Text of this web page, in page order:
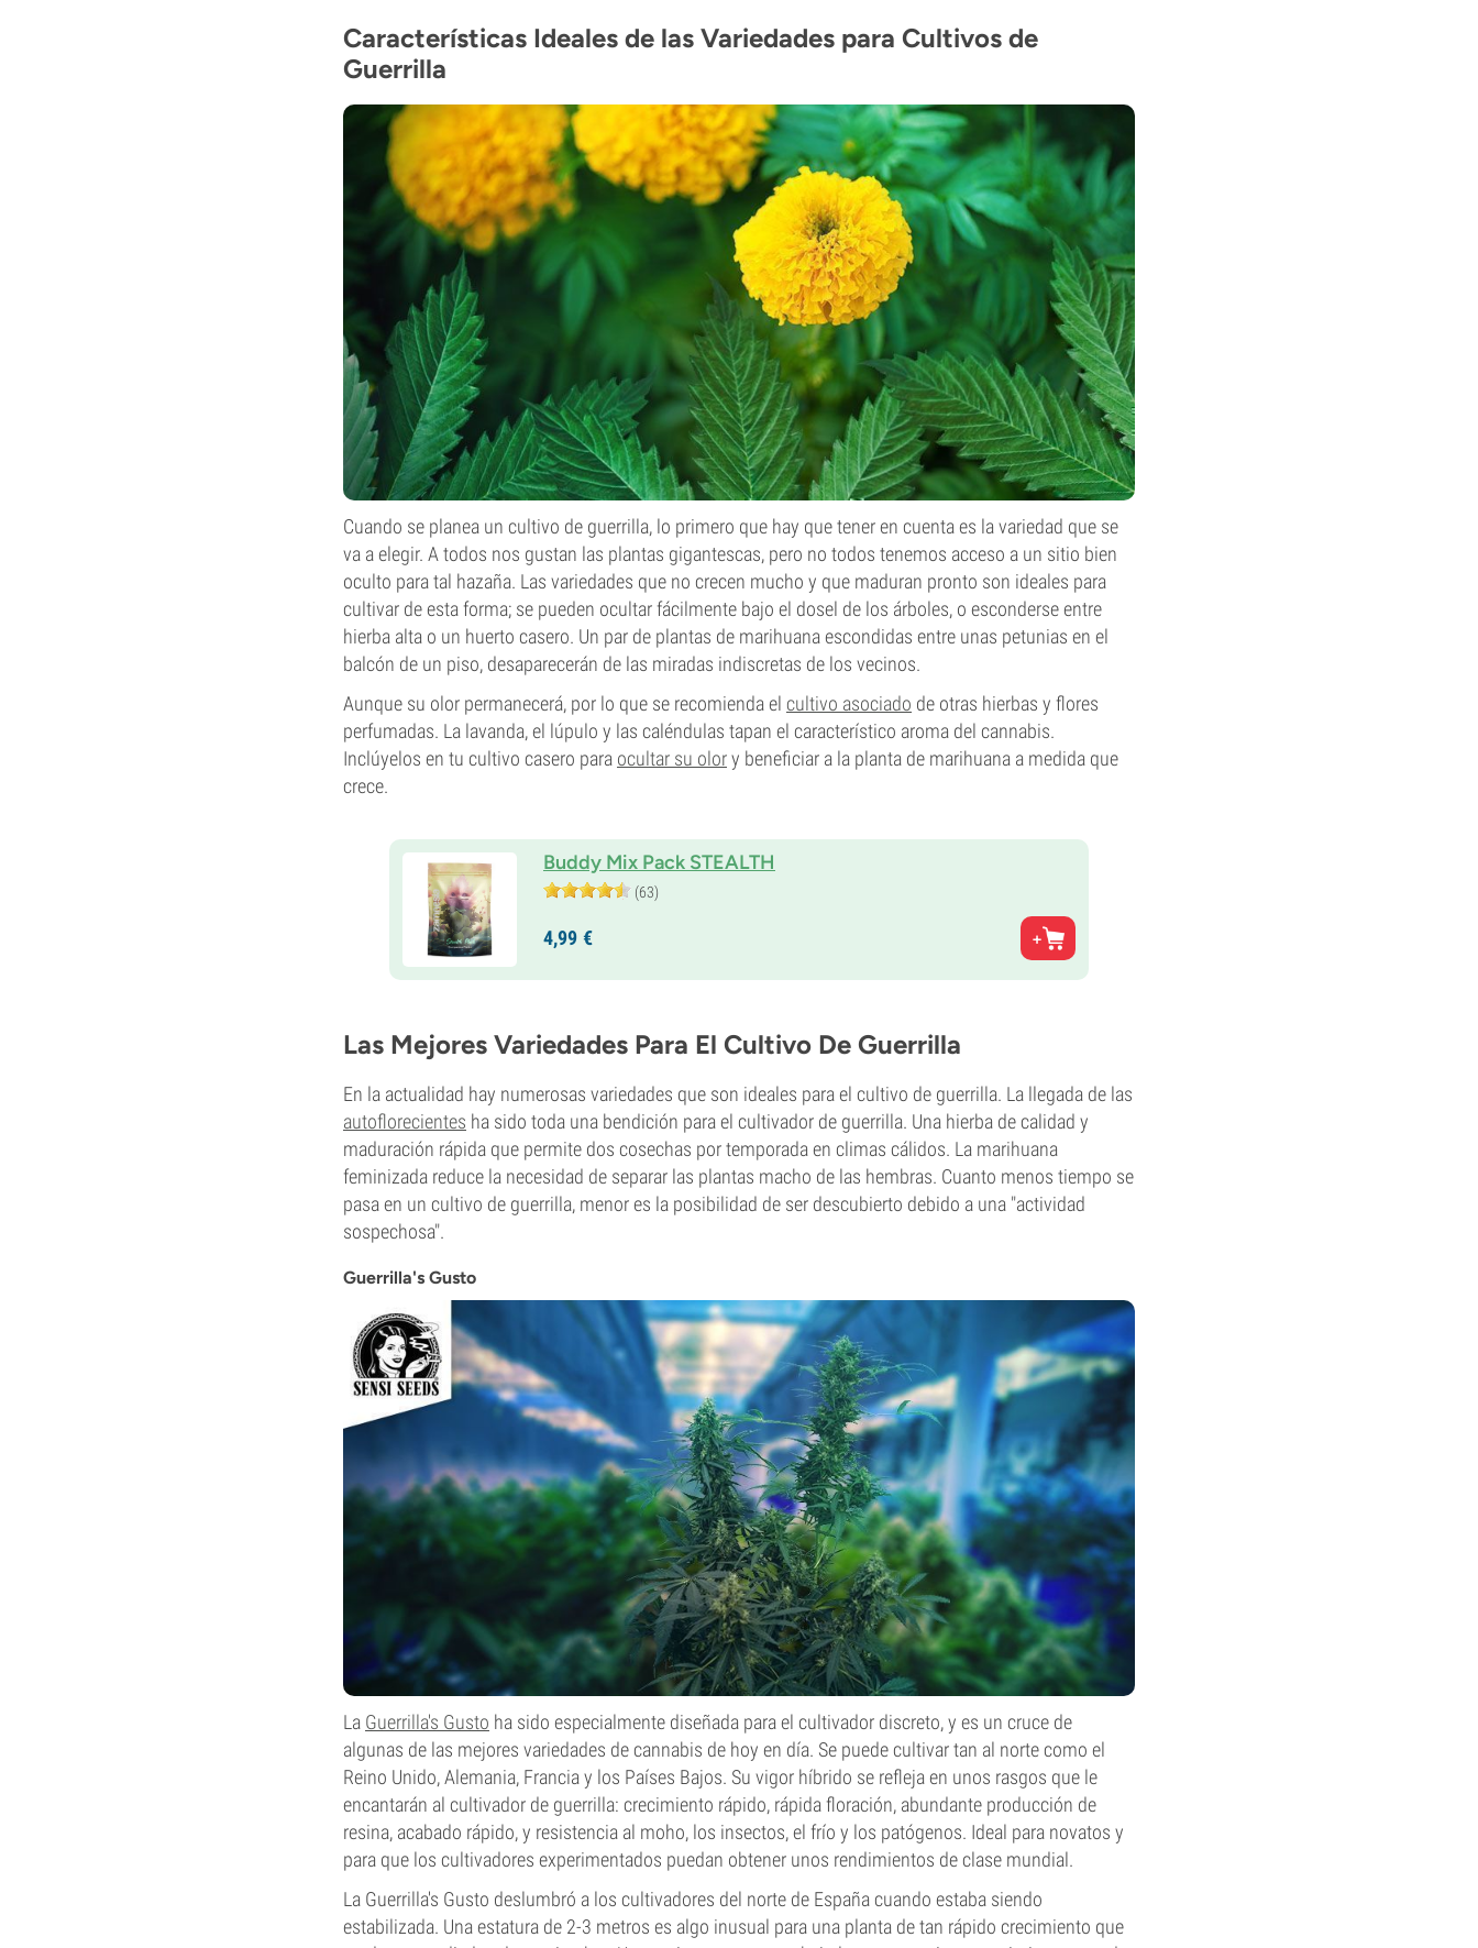
Características Ideales de las Variedades para Cultivos de
Guerrilla
Cuando se planea un cultivo de guerrilla, lo primero que hay que tener en cuenta es la variedad que se
va a elegir. A todos nos gustan las plantas gigantescas, pero no todos tenemos acceso a un sitio bien
oculto para tal hazaña. Las variedades que no crecen mucho y que maduran pronto son ideales para
cultivar de esta forma; se pueden ocultar fácilmente bajo el dosel de los árboles, o esconderse entre
hierba alta o un huerto casero. Un par de plantas de marihuana escondidas entre unas petunias en el
balcón de un piso, desaparecerán de las miradas indiscretas de los vecinos.
Aunque su olor permanecerá, por lo que se recomienda el cultivo asociado de otras hierbas y flores
perfumadas. La lavanda, el lúpulo y las caléndulas tapan el característico aroma del cannabis.
Inclúyelos en tu cultivo casero para ocultar su olory beneficiar a la planta de marihuana a medida que
crece.
Buddy Mix Pack STEALTH
(63)
4,99 €
Las Mejores Variedades Para El Cultivo De Guerrilla
En la actualidad hay numerosas variedades que son ideales para el cultivo de guerrilla. La llegada de las
autoflorecientes ha sido toda una bendición para el cultivador de guerrilla. Una hierba de calidad y
maduración rápida que permite dos cosechas por temporada en climas cálidos. La marihuana
feminizada reduce la necesidad de separar las plantas macho de las hembras. Cuanto menos tiempo se
pasa en un cultivo de guerrilla, menor es la posibilidad de ser descubierto debido a una "actividad
sospechosa".
Guerrilla's Gusto
La Guerrilla's Gusto ha sido especialmente diseñada para el cultivador discreto, y es un cruce de
algunas de las mejores variedades de cannabis de hoy en día. Se puede cultivar tan al norte como el
Reino Unido, Alemania, Francia y los Países Bajos. Su vigor híbrido se refleja en unos rasgos que le
encantarán al cultivador de guerrilla: crecimiento rápido, rápida floración, abundante producción de
resina, acabado rápido, y resistencia al moho, los insectos, el frío y los patógenos. Ideal para novatos y
para que los cultivadores experimentados puedan obtener unos rendimientos de clase mundial.
La Guerrilla's Gusto deslumbró a los cultivadores del norte de España cuando estaba siendo
estabilizada. Una estatura de 2-3 metros es algo inusual para una planta de tan rápido crecimiento que